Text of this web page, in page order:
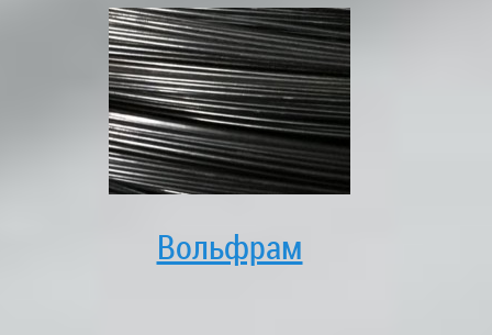
Вольфрам